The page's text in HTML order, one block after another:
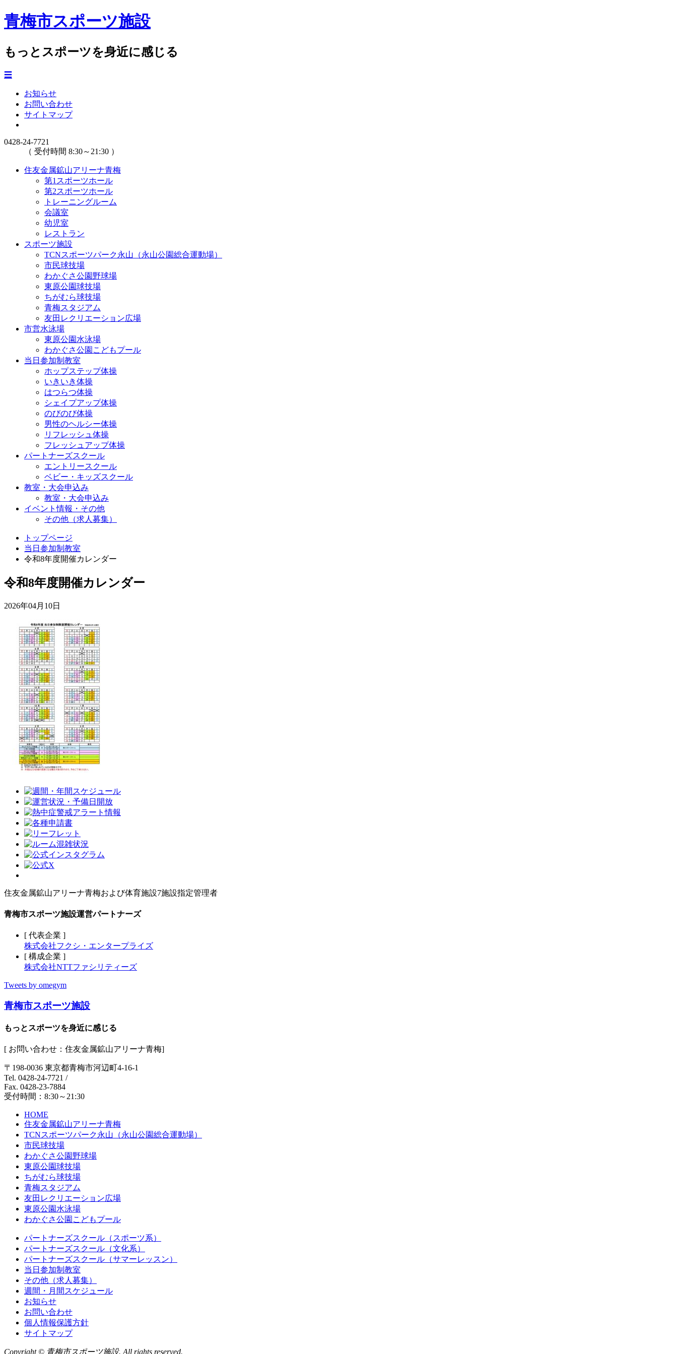
青梅市スポーツ施設
もっとスポーツを身近に感じる
☰
お知らせ
お問い合わせ
サイトマップ
0428-24-7721
（ 受付時間 8:30～21:30 ）
住友金属鉱山アリーナ青梅
第1スポーツホール
第2スポーツホール
トレーニングルーム
会議室
幼児室
レストラン
スポーツ施設
TCNスポーツパーク永山（永山公園総合運動場）
市民球技場
わかぐさ公園野球場
東原公園球技場
ちがむら球技場
青梅スタジアム
友田レクリエーション広場
市営水泳場
東原公園水泳場
わかぐさ公園こどもプール
当日参加制教室
ホップステップ体操
いきいき体操
はつらつ体操
シェイプアップ体操
のびのび体操
男性のヘルシー体操
リフレッシュ体操
フレッシュアップ体操
パートナーズスクール
エントリースクール
ベビー・キッズスクール
教室・大会申込み
教室・大会申込み
イベント情報・その他
その他（求人募集）
トップページ
当日参加制教室
令和8年度開催カレンダー
令和8年度開催カレンダー
2026年04月10日
住友金属鉱山アリーナ青梅および体育施設7施設指定管理者
青梅市スポーツ施設運営パートナーズ
[ 代表企業 ]
株式会社フクシ・エンタープライズ
[ 構成企業 ]
株式会社NTTファシリティーズ
Tweets by omegym
青梅市スポーツ施設
もっとスポーツを身近に感じる
[ お問い合わせ：住友金属鉱山アリーナ青梅]
〒198-0036 東京都青梅市河辺町4-16-1
Tel. 0428-24-7721 /
Fax. 0428-23-7884
受付時間：8:30～21:30
HOME
住友金属鉱山アリーナ青梅
TCNスポーツパーク永山（永山公園総合運動場）
市民球技場
わかぐさ公園野球場
東原公園球技場
ちがむら球技場
青梅スタジアム
友田レクリエーション広場
東原公園水泳場
わかぐさ公園こどもプール
パートナーズスクール（スポーツ系）
パートナーズスクール（文化系）
パートナーズスクール（サマーレッスン）
当日参加制教室
その他（求人募集）
週間・月間スケジュール
お知らせ
お問い合わせ
個人情報保護方針
サイトマップ
Copyright © 青梅市スポーツ施設. All rights reserved.